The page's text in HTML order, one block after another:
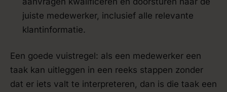
juiste medewerker, inclusief alle relevante
klantinformatie.
Een goede vuistregel: als een medewerker een
taak kan uitleggen in een reeks stappen zonder
dat er iets valt te interpreteren, dan is die taak een